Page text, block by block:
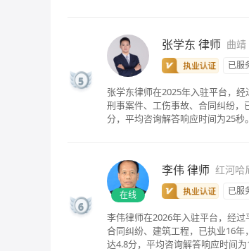
5
张学东 律师 曲靖
已服
张学东律师在2025年入驻平台，
刑事案件、工伤事故、合同纠纷，
分，平均咨询解答响应时间为25秒
6
在线
李伟 律师 红河哈
已服
李伟律师在2026年入驻平台，经
合同纠纷、建筑工程，已执业16
达4.8分，平均咨询解答响应时间